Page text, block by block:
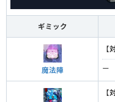
ギミック
魔法陣
【
ー
【